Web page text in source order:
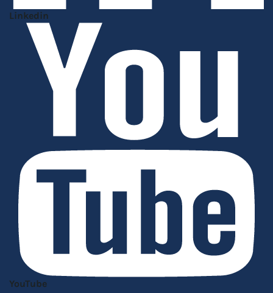
Linkedin
YouTube